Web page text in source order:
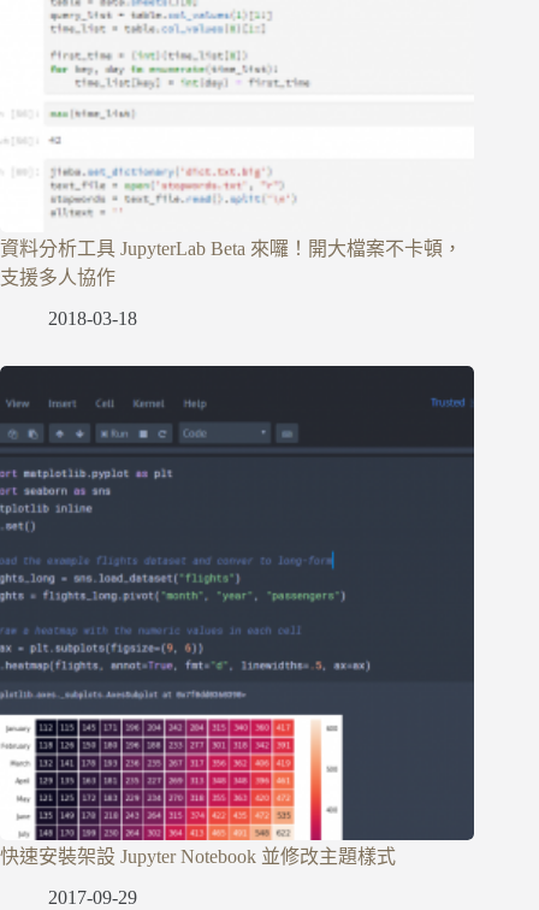
資料分析工具 JupyterLab Beta 來囉！開大檔案不卡頓，
支援多人協作
2018-03-18
快速安裝架設 Jupyter Notebook 並修改主題樣式
2017-09-29